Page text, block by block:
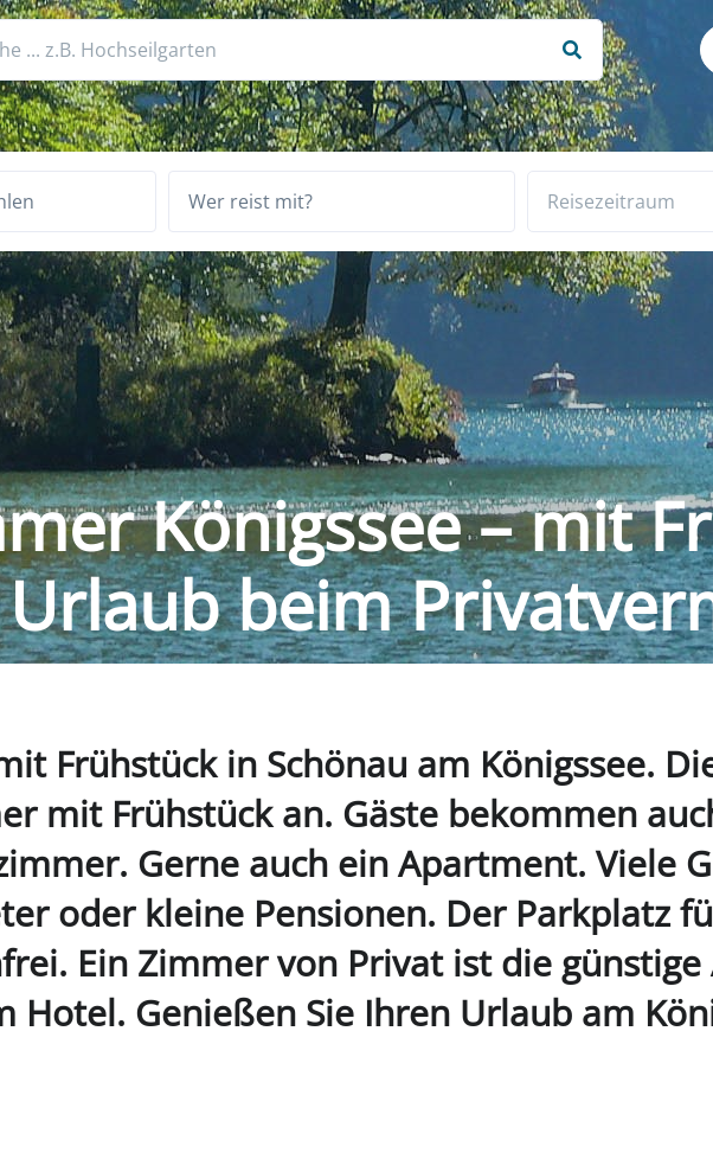
Wer reist mit?
Königssee – mit
Urlaub beim
Frühstück in Schönau am Königssee.
mit Frühstück an. Gäste bekommen
Gerne auch ein Apartment. Viele
oder kleine Pensionen. Der Parkplatz
Ein Zimmer von Privat ist die
Hotel. Genießen Sie Ihren Urlaub am